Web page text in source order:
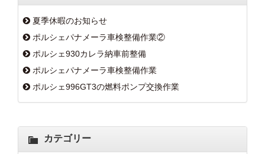
夏季休暇のお知らせ
ポルシェパナメーラ車検整備作業②
ポルシェ930カレラ納車前整備
ポルシェパナメーラ車検整備作業
ポルシェ996GT3の燃料ポンプ交換作業
カテゴリー